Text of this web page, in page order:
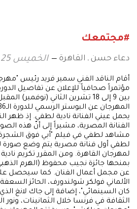
#مجتمعك
دعاء حسن ـ القاهرة الخميس 25 سبتمبر 2014 15:15
أقام الناقد الفني سمير فريد رئيس
بين 9 إلى 18 تشرين الثاني
يحمل عيني الفنانة نادية لطفي. إذ
الفنانة المصرية، مشيراً إلى أنّ هذه
مشاهد لطفي في فيلم "أبي فوق
لطفي أول فنانة مصرية يتم وضع
لمهرجان القاهرة. ومن المقرر تكريم
بمنحها جائزة نجيب محفوظ (الهرم
عن مجمل أعمال الفنان. كما سيحصل على
الألماني فولكر شولندورف، الحائز
كان السينمائي"، إضافة إلى جاك لانغ
الثقافة في فرنسا خلال الثمانينات،